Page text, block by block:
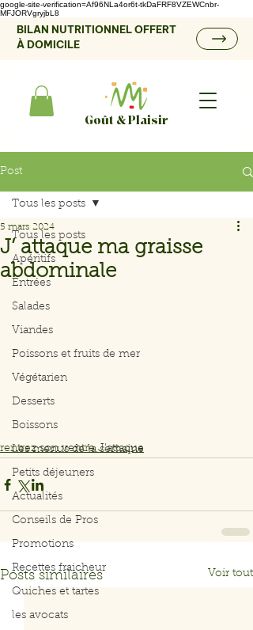
google-site-verification=Af96NLa4or6t-tkDaFRF8VZEWCnbr-
MFJORVgryjbL8
BILAN NUTRITIONNEL OFFERT
À DOMICILE
Goût & Plaisir
Post
Tous les posts
Apéritifs
Entrées
Salades
Viandes
Poissons et fruits de mer
Végétarien
Desserts
Boissons
Les menus de la semaine
Petits déjeuners
Actualités
Conseils de Pros
Promotions
Recettes fraicheur
Quiches et tartes
les avocats
Tous les posts
J’ attaque ma graisse
abdominale
5 mars 2024
rentrez son ventre J'attaque
Posts similaires Voir tout